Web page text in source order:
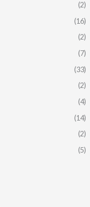
(2)
(16)
(2)
(7)
(33)
(2)
(4)
(14)
(2)
(5)